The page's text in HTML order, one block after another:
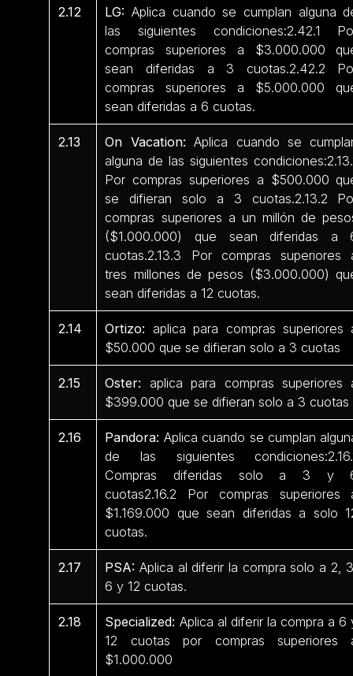
2.12 LG: Aplica cuando se cumplan alguna
las siguientes condiciones:2.42.1
compras superiores a $3.000.000
sean diferidas a 3 cuotas.2.42.2
compras superiores a $5.000.000
sean diferidas a 6 cuotas.
2.13 On Vacation:Aplica cuando se
alguna de las siguientes
Por compras superiores a $500.000
se difieran solo a 3 cuotas.2.13.2
compras superiores a un millón de
($1.000.000) que sean diferidas a
cuotas.2.13.3 Por compras superiores
tres millones de pesos ($3.000.000)
sean diferidas a 12 cuotas.
2.14 Ortizo: aplica para compras superiores
$50.000 que se difieran solo a 3 cuotas
2.15 Oster: aplica para compras superiores
$399.000 que se difieran solo a 3 cuotas
2.16 Pandora: Aplica cuando se cumplan
de las siguientes
Compras diferidas solo a 3 y
cuotas2.16.2 Por compras superiores
$1.169.000 que sean diferidas a solo
cuotas.
2.17 PSA: Aplica al diferir la compra solo a 2,
6 y 12 cuotas.
2.18 Specialized: Aplica al diferir la compra a 6
12 cuotas por compras superiores
$1.000.000